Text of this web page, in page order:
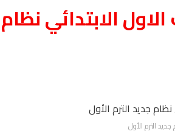
الابتدائي نظام
الترم الأول